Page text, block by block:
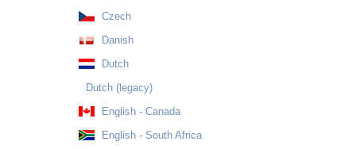
Czech
Danish
Dutch
Dutch (legacy)
English - Canada
English - South Africa